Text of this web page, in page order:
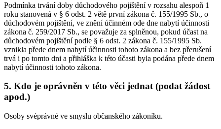
Podmínka trvání doby důchodového pojištění v rozsahu alespoň 1
roku stanovená v § 6 odst. 2 větě první zákona č. 155/1995 Sb., o
důchodovém pojištění, ve znění účinném ode dne nabytí účinnosti
zákona č. 259/2017 Sb., se považuje za splněnou, pokud účast na
důchodovém pojištění podle § 6 odst. 2 zákona č. 155/1995 Sb.
vznikla přede dnem nabytí účinnosti tohoto zákona a bez přerušení
trvá i po tomto dni a přihláška k této účasti byla podána přede dnem
nabytí účinnosti tohoto zákona.
5. Kdo je oprávněn v této věci jednat (podat žádost
apod.)
Osoby svéprávné ve smyslu občanského zákoníku.